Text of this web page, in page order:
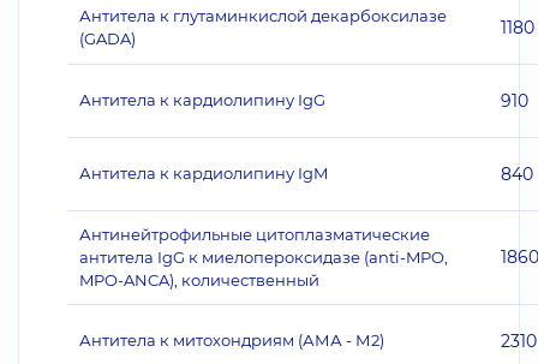
Антитела к глутаминкислой декарбоксилазе
(GADA)
1180
Антитела к кардиолипину IgG 910
Антитела к кардиолипину IgM 840
Антинейтрофильные цитоплазматические
антитела IgG к миелопероксидазе (anti-MPO,
MPO-ANCA), количественный
1860
Антитела к митохондриям (АМА - М2) 2310